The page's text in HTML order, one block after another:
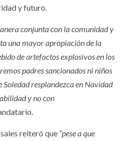
y futuro.
conjunta con la comunidad y
una mayor apropiación de la
de artefactos explosivos en los
padres sancionados ni niños
Soledad resplandezca en Navidad
y no con
reiteró que “pese a que